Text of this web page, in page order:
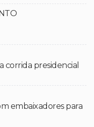
corrida presidencial
embaixadores para